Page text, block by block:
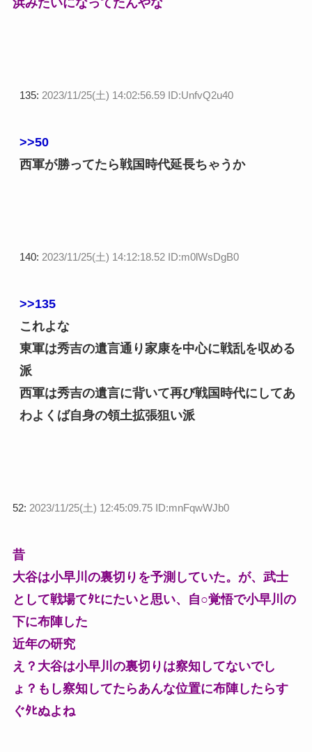
浜みたいになってたんやな
135: 2023/11/25(土) 14:02:56.59 ID:UnfvQ2u40
>>50
西軍が勝ってたら戦国時代延長ちゃうか
140: 2023/11/25(土) 14:12:18.52 ID:m0lWsDgB0
>>135
これよな
東軍は秀吉の遺言通り家康を中心に戦乱を収める
派
西軍は秀吉の遺言に背いて再び戦国時代にしてあ
わよくば自身の領土拡張狙い派
52: 2023/11/25(土) 12:45:09.75 ID:mnFqwWJb0
昔
大谷は小早川の裏切りを予測していた。が、武士
として戦場てﾀﾋにたいと思い、自○覚悟で小早川の
下に布陣した
近年の研究
え？大谷は小早川の裏切りは察知してないでし
ょ？もし察知してたらあんな位置に布陣したらす
ぐﾀﾋぬよね